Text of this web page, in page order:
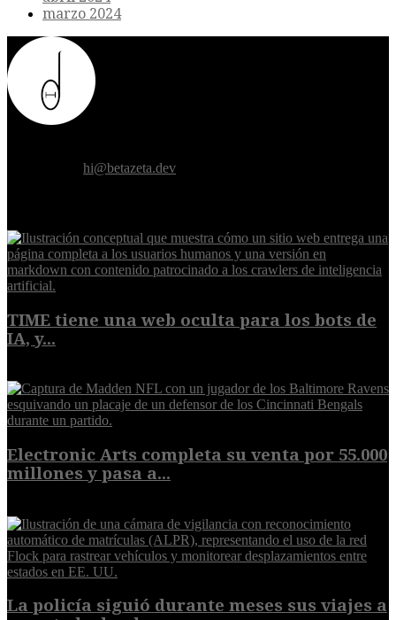
marzo 2024
hi@betazeta.dev
TIME tiene una web oculta para los bots de
IA, y...
Electronic Arts completa su venta por 55.000
millones y pasa a...
La policía siguió durante meses sus viajes a